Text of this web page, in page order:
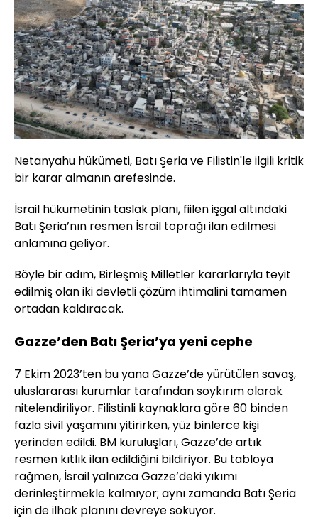
Netanyahu hükümeti, Batı Şeria ve Filistin'le ilgili kritik
bir karar almanın arefesinde.
İsrail hükümetinin taslak planı, fiilen işgal altındaki
Batı Şeria’nın resmen İsrail toprağı ilan edilmesi
anlamına geliyor.
Böyle bir adım, Birleşmiş Milletler kararlarıyla teyit
edilmiş olan iki devletli çözüm ihtimalini tamamen
ortadan kaldıracak.
Gazze’den Batı Şeria’ya yeni cephe
7 Ekim 2023’ten bu yana Gazze’de yürütülen savaş,
uluslararası kurumlar tarafından soykırım olarak
nitelendiriliyor. Filistinli kaynaklara göre 60 binden
fazla sivil yaşamını yitirirken, yüz binlerce kişi
yerinden edildi. BM kuruluşları, Gazze’de artık
resmen kıtlık ilan edildiğini bildiriyor. Bu tabloya
rağmen, İsrail yalnızca Gazze’deki yıkımı
derinleştirmekle kalmıyor; aynı zamanda Batı Şeria
için de ilhak planını devreye sokuyor.